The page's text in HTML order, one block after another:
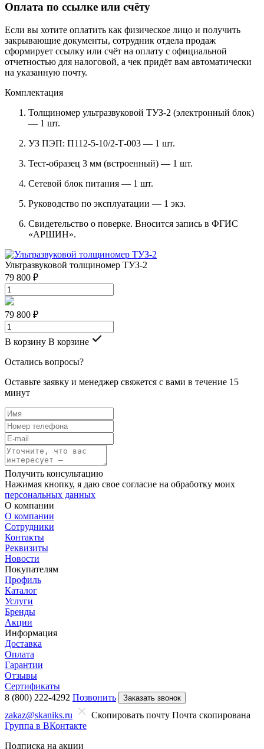
Оплата по ссылке или счёту
Если вы хотите оплатить как физическое лицо и получить
закрывающие документы, сотрудник отдела продаж
сформирует ссылку или счёт на оплату с официальной
отчетностью для налоговой, а чек придёт вам автоматически
на указанную почту.
Комплектация
Толщиномер ультразвуковой ТУЗ-2 (электронный блок)
— 1 шт.
УЗ ПЭП: П112-5-10/2-Т-003 — 1 шт.
Тест-образец 3 мм (встроенный) — 1 шт.
Сетевой блок питания — 1 шт.
Руководство по эксплуатации — 1 экз.
Свидетельство о поверке. Вносится запись в ФГИС
«АРШИН».
Ультразвуковой толщиномер ТУЗ-2
79 800 ₽
79 800 ₽
В корзину В корзине
Остались вопросы?
Оставьте заявку и менеджер свяжется с вами в течение 15
минут
Получить консультацию
Нажимая кнопку, я даю свое согласие на обработку моих
персональных данных
О компании
О компании
Сотрудники
Контакты
Реквизиты
Новости
Покупателям
Профиль
Каталог
Услуги
Бренды
Акции
Информация
Доставка
Оплата
Гарантии
Отзывы
Сертификаты
8 (800) 222-4292 Позвонить Заказать звонок
zakaz@skaniks.ru Скопировать почту Почта скопирована
Группа в ВКонтакте
Подписка на акции